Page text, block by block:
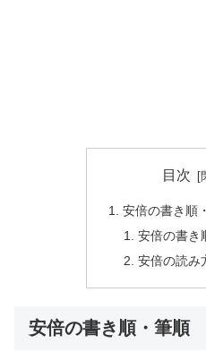
目次
安倍の書き順
安倍の書き
安倍の読み
安倍の書き順・筆順